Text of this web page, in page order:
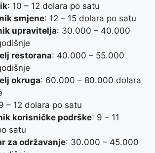
: 10 – 12 dolara po satu
smjene: 12 – 15 dolara po satu
upravitelja: 30.000 – 40.000
restorana: 40.000 – 55.000
okruga: 60.000 – 80.000 dolara
– 12 dolara po satu
korisničke podrške: 9 – 11
satu
za održavanje: 30.000 – 45.000